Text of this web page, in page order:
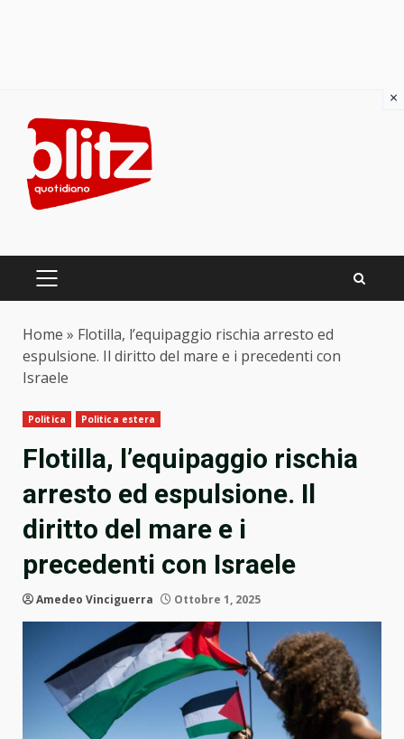
content
PRIMARY
Home » Flotilla, l’equipaggio rischia arresto ed
espulsione. Il diritto del mare e i precedenti con
Israele
Politica Politica estera
Flotilla, l’equipaggio rischia
arresto ed espulsione. Il
diritto del mare e i
precedenti con Israele
Amedeo Vinciguerra Ottobre 1, 2025
×